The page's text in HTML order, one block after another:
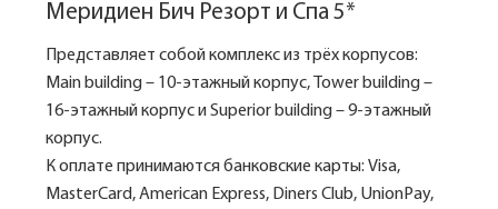
Меридиен Бич Резорт и Спа 5*
Представляет собой комплекс из трёх корпусов:
Main building – 10-этажный корпус, Tower building –
16-этажный корпус и Superior building – 9-этажный
корпус.
К оплате принимаются банковские карты: Visa,
MasterCard, American Express, Diners Club, UnionPay,